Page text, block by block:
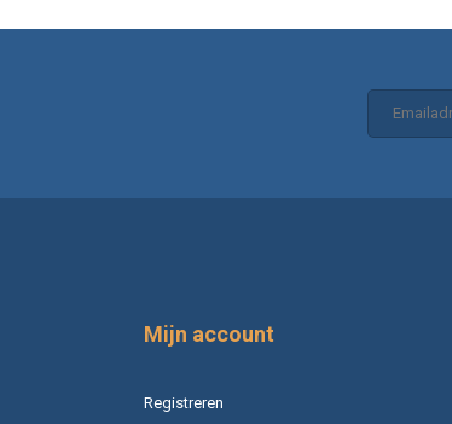
Mijn account
Registreren